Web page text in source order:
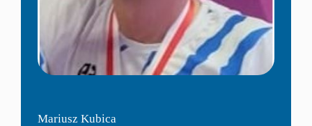
Mariusz Kubica